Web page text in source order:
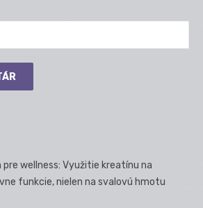
pre wellness: Využitie kreatínu na
funkcie, nielen na svalovú hmotu